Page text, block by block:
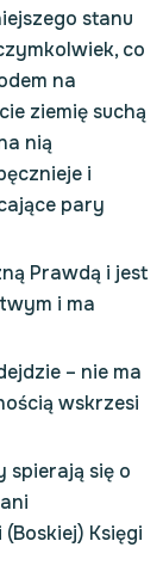
stanu
co
na
ziemię suchą
nią
i
pary
Prawdą i jest
i ma
– nie ma
wskrzesi
spierają się o
(Boskiej) Księgi